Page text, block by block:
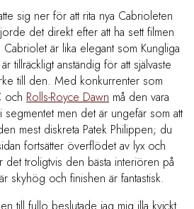
sig ner för att rita nya Cabrioleten
det direkt efter att ha sett filmen
är lika elegant som Kungliga
tillräckligt anständig för att självaste
till den. Med konkurrenter som
och Rolls-Royce Dawn må den vara
men det är ungefär som att
mest diskreta Patek Philippen; du
fortsätter överflödet av lyx och
det troligtvis den bästa interiören på
skyhög och finishen är fantastisk.
till fullo beslutade jag mig illa kvickt